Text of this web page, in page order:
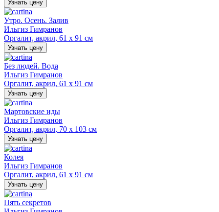
Узнать цену
Утро. Осень. Залив
Ильгиз Гимранов
Оргалит, акрил, 61 х 91 см
Узнать цену
Без людей. Вода
Ильгиз Гимранов
Оргалит, акрил, 61 х 91 см
Узнать цену
Мартовские иды
Ильгиз Гимранов
Оргалит, акрил, 70 х 103 см
Узнать цену
Колея
Ильгиз Гимранов
Оргалит, акрил, 61 х 91 см
Узнать цену
Пять секретов